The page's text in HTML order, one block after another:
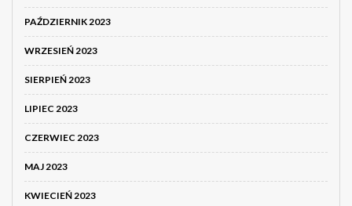
PAŹDZIERNIK 2023
WRZESIEŃ 2023
SIERPIEŃ 2023
LIPIEC 2023
CZERWIEC 2023
MAJ 2023
KWIECIEŃ 2023